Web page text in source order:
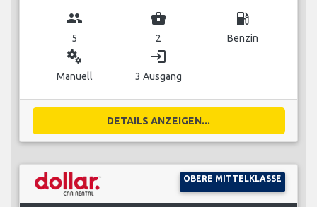
group
5
business_center
2
local_gas_station
Benzin
miscellaneous_services
Manuell
login
3 Ausgang
DETAILS ANZEIGEN...
OBERE MITTELKLASSE